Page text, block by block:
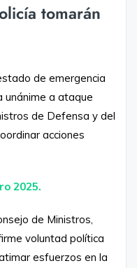
tomarán
de emergencia
unánime a ataque
de Defensa y del
acciones
2025.
de Ministros,
voluntad política
esfuerzos en la